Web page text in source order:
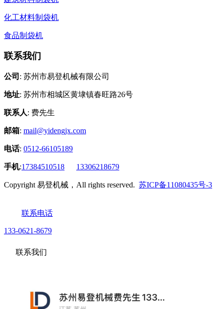
化工材料制袋机
食品制袋机
联系我们
公司 : 苏州市易登机械有限公司
地址: 苏州市相城区黄埭镇春旺路26号
联系人: 费先生
邮箱: mail@yidengjx.com
电话: 0512-66105189
手机:17384510518 13306218679
Copyright 易登机械，All rights reserved. 苏ICP备11080435号-3
联系电话
133-0621-8679
联系我们